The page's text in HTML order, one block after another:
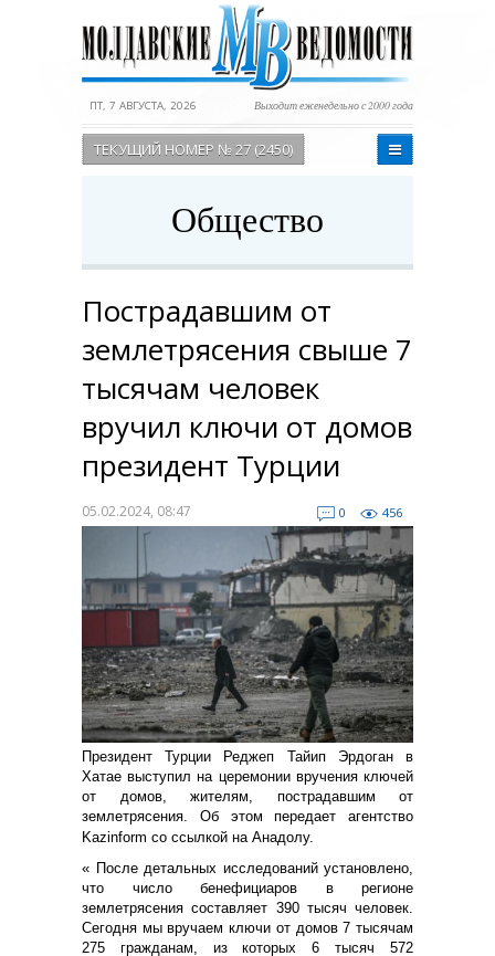
ПТ, 7 АВГУСТА, 2026 Выходит еженедельно с 2000 года
ТЕКУЩИЙ НОМЕР № 27 (2450)
Общество
Пострадавшим от
землетрясения свыше 7
тысячам человек
вручил ключи от домов
президент Турции
05.02.2024, 08:47 0 456
Президент Турции Реджеп Тайип Эрдоган в
Хатае выступил на церемонии вручения ключей
от домов, жителям, пострадавшим от
землетрясения. Об этом передает агентство
Kazinform со ссылкой на Анадолу.
« После детальных исследований установлено,
что число бенефициаров в регионе
землетрясения составляет 390 тысяч человек.
Сегодня мы вручаем ключи от домов 7 тысячам
275 гражданам, из которых 6 тысяч 572